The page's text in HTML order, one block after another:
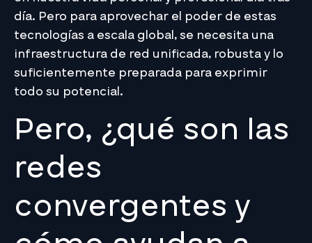
día. Pero para aprovechar el poder de estas
tecnologías a escala global, se necesita una
infraestructura de red unificada, robusta y lo
suficientemente preparada para exprimir
todo su potencial.
Pero, ¿qué son las
redes
convergentes y